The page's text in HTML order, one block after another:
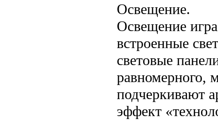
Освещение.
Освещение
встроенные
световые
равномерного,
подчеркивают
эффект